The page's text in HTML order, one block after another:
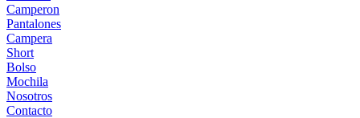
Camperon
Pantalones
Campera
Short
Bolso
Mochila
Nosotros
Contacto